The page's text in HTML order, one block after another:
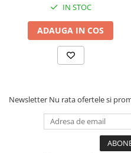
IN STOC
ADAUGA IN COS
Newsletter Nu rata ofertele si